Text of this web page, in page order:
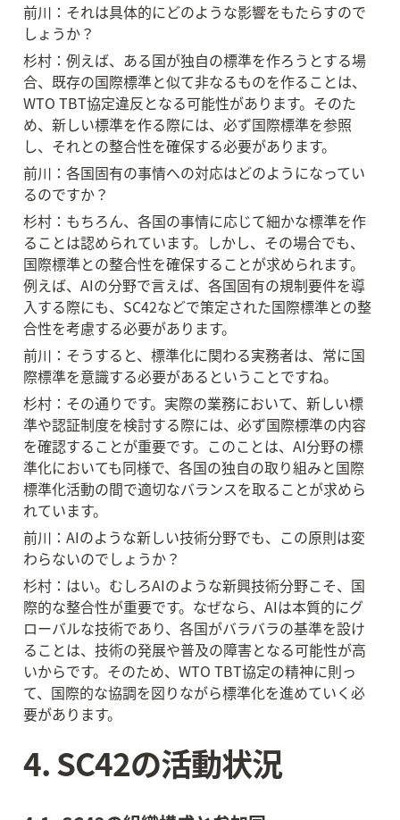
前川：それは具体的にどのような影響をもたらすので
しょうか？
杉村：例えば、ある国が独自の標準を作ろうとする場
合、既存の国際標準と似て非なるものを作ることは、
WTO TBT協定違反となる可能性があります。そのた
め、新しい標準を作る際には、必ず国際標準を参照
し、それとの整合性を確保する必要があります。
前川：各国固有の事情への対応はどのようになってい
るのですか？
杉村：もちろん、各国の事情に応じて細かな標準を作
ることは認められています。しかし、その場合でも、
国際標準との整合性を確保することが求められます。
例えば、AIの分野で言えば、各国固有の規制要件を導
入する際にも、SC42などで策定された国際標準との整
合性を考慮する必要があります。
前川：そうすると、標準化に関わる実務者は、常に国
際標準を意識する必要があるということですね。
杉村：その通りです。実際の業務において、新しい標
準や認証制度を検討する際には、必ず国際標準の内容
を確認することが重要です。このことは、AI分野の標
準化においても同様で、各国の独自の取り組みと国際
標準化活動の間で適切なバランスを取ることが求めら
れています。
前川：AIのような新しい技術分野でも、この原則は変
わらないのでしょうか？
杉村：はい。むしろAIのような新興技術分野こそ、国
際的な整合性が重要です。なぜなら、AIは本質的にグ
ローバルな技術であり、各国がバラバラの基準を設け
ることは、技術の発展や普及の障害となる可能性が高
いからです。そのため、WTO TBT協定の精神に則っ
て、国際的な協調を図りながら標準化を進めていく必
要があります。
4. SC42の活動状況